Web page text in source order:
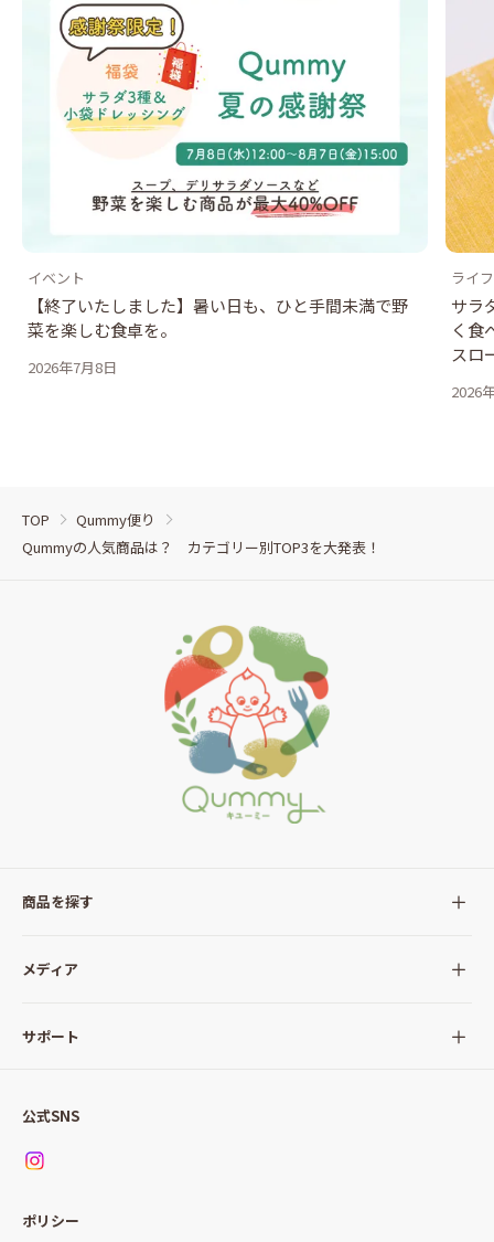
イベント
【終了いたしました】暑い日も、ひと手間未満で野
菜を楽しむ食卓を。
2026年7月8日
ライ
サラ
く食
スロ
2026
TOP
Qummy便り
Qummyの人気商品は？ カテゴリー別TOP3を大発表！
商品を探す
全ての商品
サラダ
パッケージサラダ
調味料
メディア
Qummy(キユーミー)について
サポート
お問い合わせ
公式SNS
ポリシー